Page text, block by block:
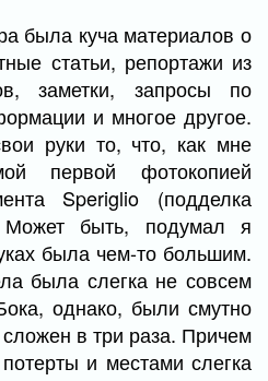
была куча материалов о
статьи, репортажи из
заметки, запросы по
и многое другое.
руки то, что, как мне
первой фотокопией
Speriglio (подделка
Может быть, подумал я
была чем-то большим.
была слегка не совсем
однако, были смутно
в три раза. Причем
и местами слегка